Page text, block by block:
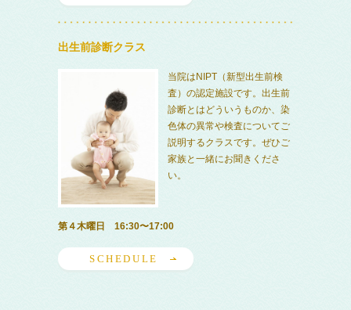
出生前診断クラス
当院はNIPT（新型出生前検
査）の認定施設です。出生前
診断とはどういうものか、染
色体の異常や検査についてご
説明するクラスです。ぜひご
家族と一緒にお聞きくださ
い。
第４木曜日 16:30〜17:00
SCHEDULE